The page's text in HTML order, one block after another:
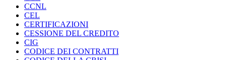
CCNL
CEL
CERTIFICAZIONI
CESSIONE DEL CREDITO
CIG
CODICE DEI CONTRATTI